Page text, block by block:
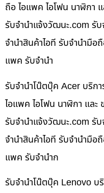
ถือ ไอแพค ไอโฟน นาฬิกา
รับจํานําแจ้งวัฒนะ.com รั
จำนำสินค้าไอที รับจำนำมือ
แพค รับจำนำ
รับจำนำโน๊ตบุ๊ค Acer บริก
ไอแพค ไอโฟน นาฬิกา แล
รับจํานําแจ้งวัฒนะ.com รั
จำนำสินค้าไอที รับจำนำมือ
แพค รับจำนำก
รับจำนำโน๊ตบุ๊ค Lenovo บ